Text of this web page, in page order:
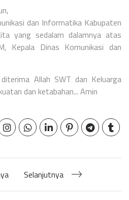
dan Informatika Kabupaten
yang sedalam dalamnya atas
Kepala Dinas Komunikasi dan
Allah SWT dan Keluarga
dan ketabahan... Amin
Selanjutnya